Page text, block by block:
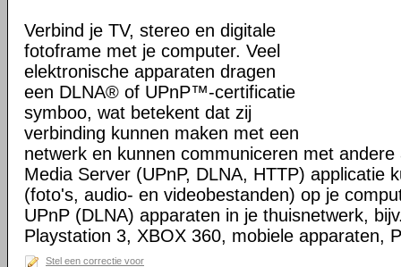
Verbind je TV, stereo en digitale
fotoframe met je computer. Veel
elektronische apparaten dragen
een DLNA® of UPnP™-certificatie
symboo, wat betekent dat zij
verbinding kunnen maken met een
netwerk en kunnen communiceren met
Media Server (UPnP, DLNA, HTTP) applicatie
(foto's, audio- en videobestanden) op je
UPnP (DLNA) apparaten in je thuisnetwerk,
Playstation 3, XBOX 360, mobiele apparaten,
Stel een correctie voor